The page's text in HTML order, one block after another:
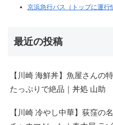
京浜急行バス（トップに運行
最近の投稿
【川崎 海鮮丼】魚屋さんの
たっぷりで絶品｜丼処 山助
【川崎 冷やし中華】荻窪の